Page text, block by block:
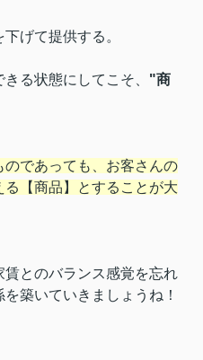
げて提供する。
る状態にしてこそ、 "商
であっても、お客さんの
【商品】とすることが大
賃とのバランス感覚を忘れ
築いていきましょうね！